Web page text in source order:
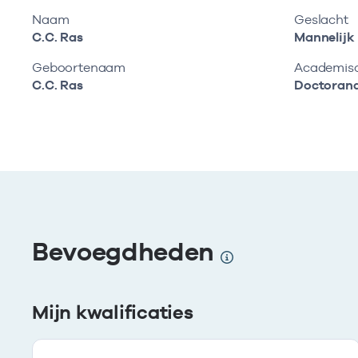
Naam
C.C. Ras
Geboortenaam
C.C. Ras
Geslacht
Mannelijk
Bevoegdheden
Mijn kwalificaties